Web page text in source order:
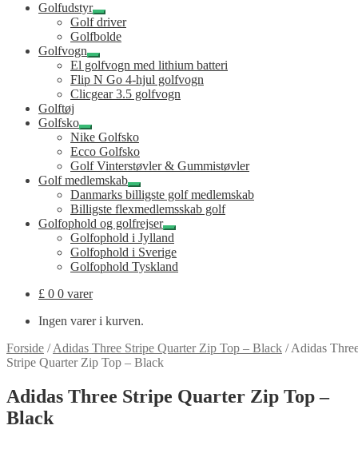
Golfudstyr
Udfold
undermenu
Golf driver
Golfbolde
Golfvogn
Udfold
undermenu
El golfvogn med lithium batteri
Flip N Go 4-hjul golfvogn
Clicgear 3.5 golfvogn
Golftøj
Golfsko
Udfold
undermenu
Nike Golfsko
Ecco Golfsko
Golf Vinterstøvler & Gummistøvler
Golf medlemskab
Udfold
undermenu
Danmarks billigste golf medlemskab
Billigste flexmedlemsskab golf
Golfophold og golfrejser
Udfold
undermenu
Golfophold i Jylland
Golfophold i Sverige
Golfophold Tyskland
£ 0 0 varer
Ingen varer i kurven.
Forside /Adidas Three Stripe Quarter Zip Top – Black /Adidas
Stripe Quarter Zip Top – Black
Adidas Three Stripe Quarter Zip Top –
Black